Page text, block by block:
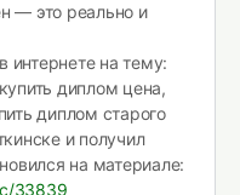
— это реально и
на тему:
диплом цена,
диплом старого
и получил
на материале:
33839